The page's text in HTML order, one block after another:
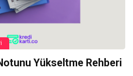
Yükseltme Rehberi